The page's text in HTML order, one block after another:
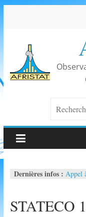
Dernières infos : Appel
Général
STATECO